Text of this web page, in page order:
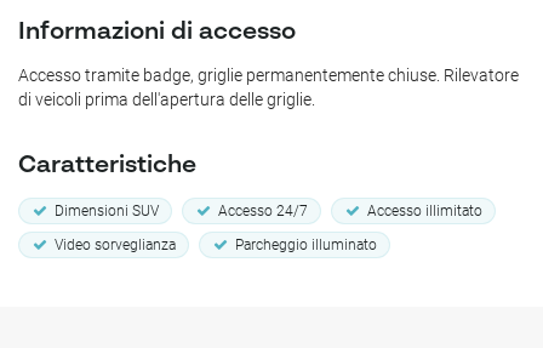
Informazioni di accesso
Accesso tramite badge, griglie permanentemente chiuse. Rilevatore
di veicoli prima dell'apertura delle griglie.
Caratteristiche
Dimensioni SUV Accesso 24/7
Accesso illimitato
Video sorveglianza
Parcheggio illuminato